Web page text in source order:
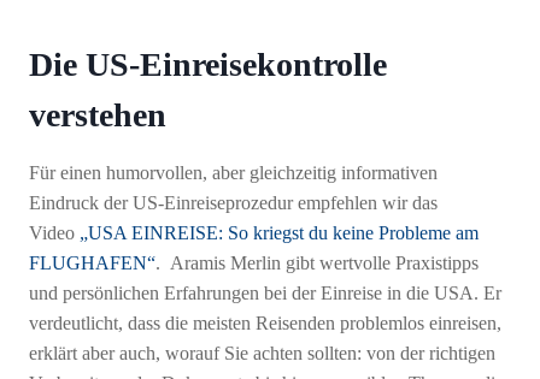
Die US-Einreisekontrolle
verstehen
Für einen humorvollen, aber gleichzeitig informativen
Eindruck der US-Einreiseprozedur empfehlen wir das
Video „USA EINREISE: So kriegst du keine Probleme am
FLUGHAFEN“. Aramis Merlin gibt wertvolle Praxistipps
und persönlichen Erfahrungen bei der Einreise in die USA. Er
verdeutlicht, dass die meisten Reisenden problemlos einreisen,
erklärt aber auch, worauf Sie achten sollten: von der richtigen